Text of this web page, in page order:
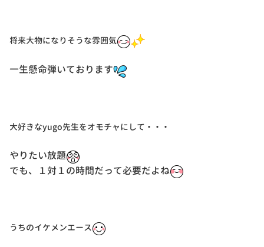
将来大物になりそうな雰囲気
一生懸命弾いております
大好きなyugo先生をオモチャにして・・・
やりたい放題
でも、１対１の時間だって必要だよね
うちのイケメンエース